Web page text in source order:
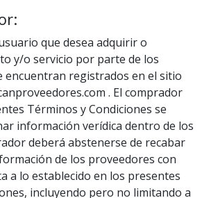
que desea adquirir o
y/o servicio por parte de los
encuentran registrados en el sitio
. El comprador
Términos y Condiciones se
información verídica dentro de los
deberá abstenerse de recabar
de los proveedores con
a lo establecido en los presentes
incluyendo pero no limitando a